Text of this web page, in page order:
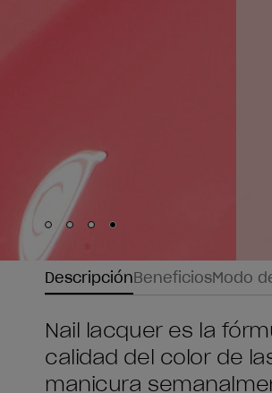
Skip to slide
Skip to slide
Skip to slide
Skip to slide
DescripciónBeneficiosModo
Nail lacquer es la
calidad del color de
manicura